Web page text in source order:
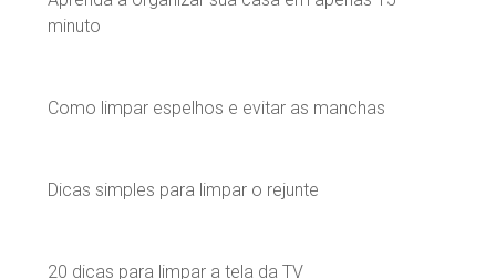
minuto
Como limpar espelhos e evitar as manchas
Dicas simples para limpar o rejunte
20 dicas para limpar a tela da TV